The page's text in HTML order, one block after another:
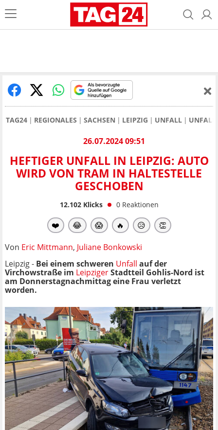
TAG24 REGIONALES SACHSEN LEIPZIG UNFALL UNFALL
26.07.2024 09:51
HEFTIGER UNFALL IN LEIPZIG: AUTO
WIRD VON TRAM IN HALTESTELLE
GESCHOBEN
12.102Klicks 0 Reaktionen
❤️ 😂 😱 🔥 😥 👏
Von Eric Mittmann, Juliane Bonkowski
Leipzig - Bei einem schweren Unfall auf der
Virchowstraße im LeipzigerStadtteil Gohlis-Nord ist
am Donnerstagnachmittag eine Frau verletzt
worden.